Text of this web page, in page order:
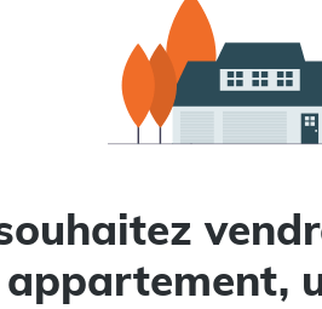
appartement,